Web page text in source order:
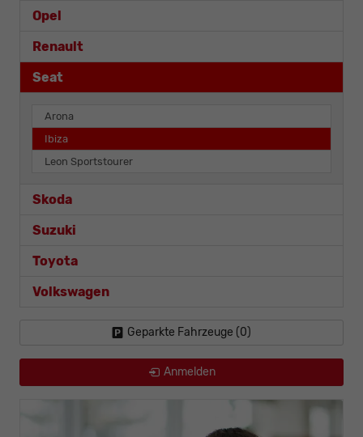
Opel
Renault
Seat
Arona
Ibiza
Leon Sportstourer
Skoda
Suzuki
Toyota
Volkswagen
Geparkte Fahrzeuge (0)
Anmelden